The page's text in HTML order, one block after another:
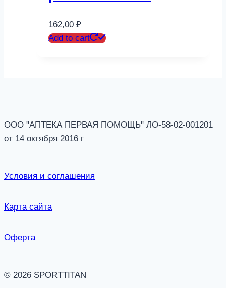
162,00 ₽
Add to cart
ООО "АПТЕКА ПЕРВАЯ ПОМОЩЬ" ЛО-58-02-001201
от 14 октября 2016 г
Условия и соглашения
Карта сайта
Оферта
© 2026 SPORTTITAN